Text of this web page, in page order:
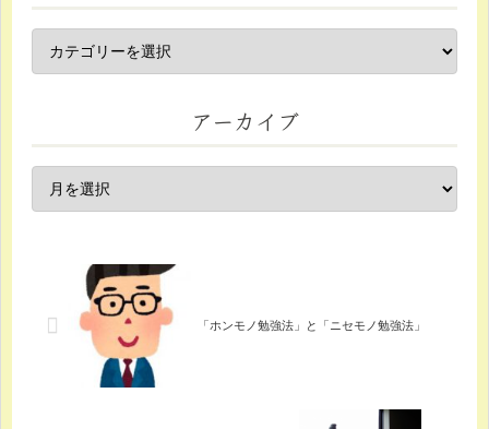
アーカイブ
「ホンモノ勉強法」と「ニセモノ勉強法」